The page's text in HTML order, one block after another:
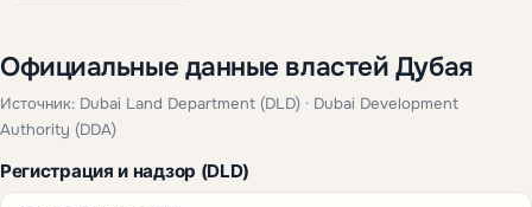
Официальные данные властей Дубая
Источник: Dubai Land Department (DLD) · Dubai Development
Authority (DDA)
Регистрация и надзор (DLD)